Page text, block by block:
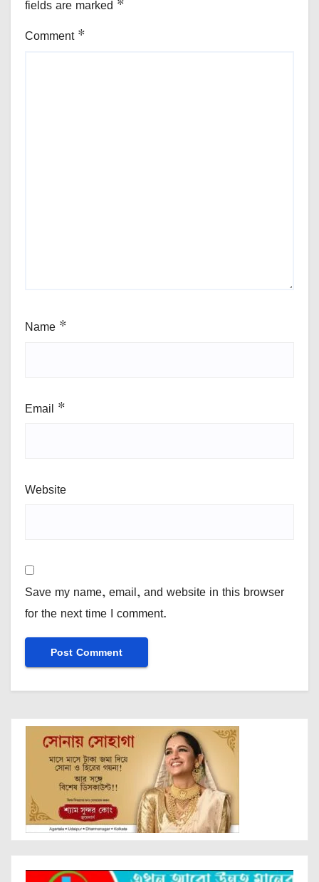
fields are marked *
Comment *
Name *
Email *
Website
Save my name, email, and website in this browser
for the next time I comment.